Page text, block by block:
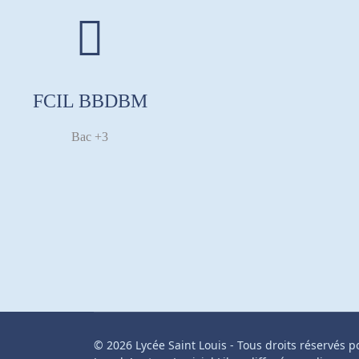
FCIL BBDBM
Bac +3
© 2026 Lycée Saint Louis - Tous droits réservés